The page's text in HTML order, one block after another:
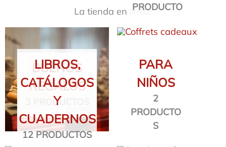
La tienda en línea:
BUENOS
REGALOS
3 PRODUCTOS
PRODUCTO
LIBROS,
CATÁLOGOS
Y
CUADERNOS
12 PRODUCTOS
PARA
NIÑOS
2
PRODUCTO
S